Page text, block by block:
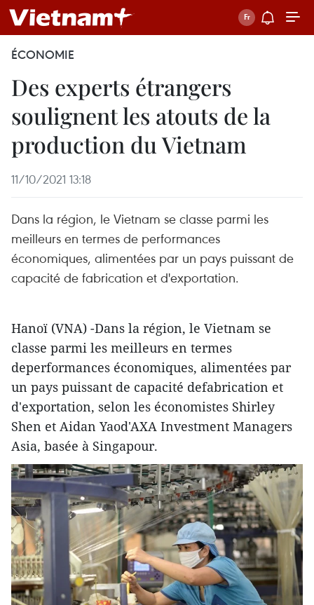
ÉCONOMIE
Des experts étrangers
soulignent les atouts de la
production du Vietnam
11/10/2021 13:18
Dans la région, le Vietnam se classe parmi les
meilleurs en termes de performances
économiques, alimentées par un pays puissant de
capacité de fabrication et d'exportation.
Hanoï (VNA) -Dans la région, le Vietnam se
classe parmi les meilleurs en termes
deperformances économiques, alimentées par
un pays puissant de capacité defabrication et
d'exportation, selon les économistes Shirley
Shen et Aidan Yaod'AXA Investment Managers
Asia, basée à Singapour.